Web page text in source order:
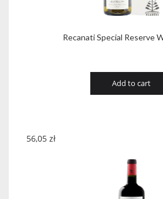
Recanati Special Reserve
Add to cart
56,05 zł